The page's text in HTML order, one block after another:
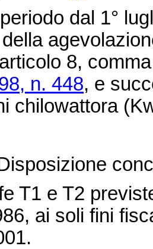
dal 1°
della
8,
n. 448, e
chilowattora
T1 e T2
ai soli fini